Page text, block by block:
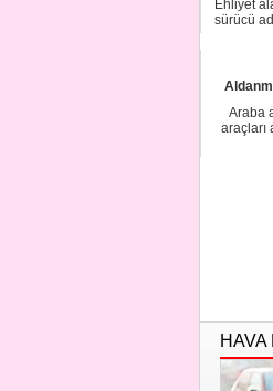
Ehliyet
sürücü
Araba
araçları
HAVA